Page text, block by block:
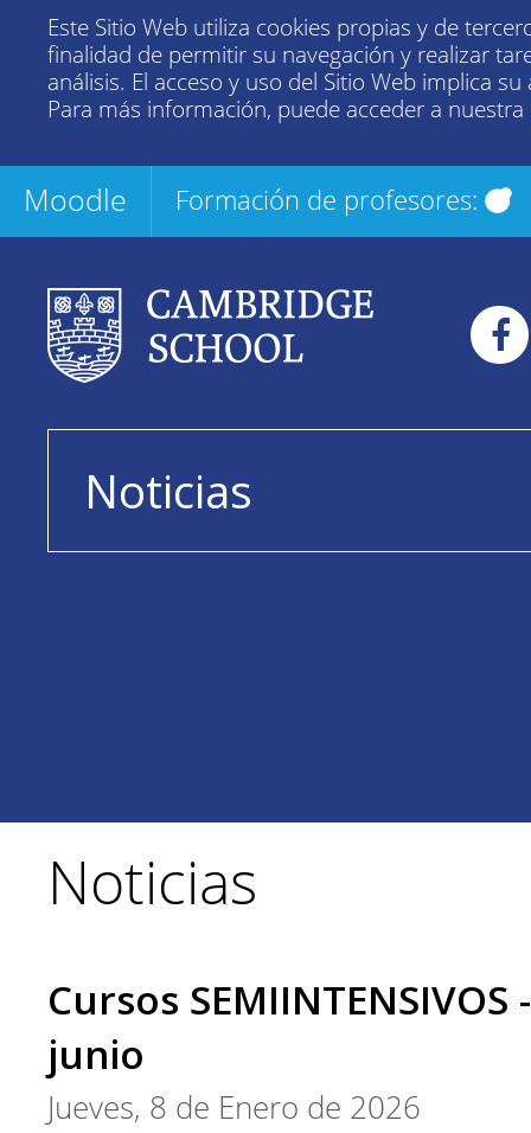
Este Sitio Web utiliza cookies propias y de
finalidad de permitir su navegación y realizar
análisis. El acceso y uso del Sitio Web implica su
Para más información, puede acceder a nuestra
Moodle Formación de profesores:
Noticias
Noticias
Cursos
junio
Jueves, 8 de Enero de 2026